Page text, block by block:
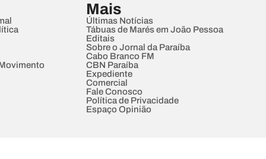
Mais
Últimas Notícias
Tábuas de Marés em João Pessoa
Editais
Sobre o Jornal da Paraíba
Cabo Branco FM
CBN Paraíba
Expediente
Comercial
Fale Conosco
Política de Privacidade
Espaço Opinião